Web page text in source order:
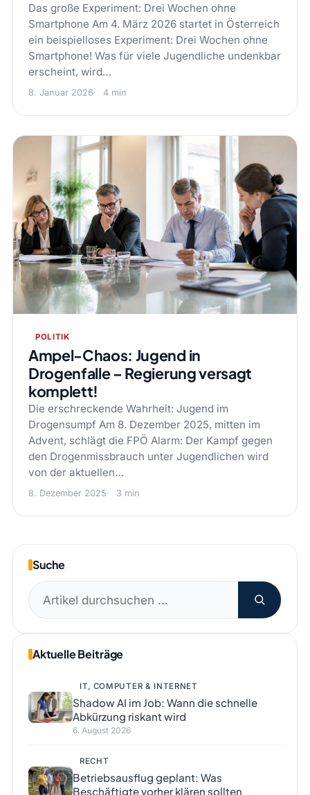
Das große Experiment: Drei Wochen ohne
Smartphone Am 4. März 2026 startet in Österreich
ein beispielloses Experiment: Drei Wochen ohne
Smartphone! Was für viele Jugendliche undenkbar
erscheint, wird…
8. Januar 2026 4 min
POLITIK
Ampel-Chaos: Jugend in
Drogenfalle – Regierung versagt
komplett!
Die erschreckende Wahrheit: Jugend im
Drogensumpf Am 8. Dezember 2025, mitten im
Advent, schlägt die FPÖ Alarm: Der Kampf gegen
den Drogenmissbrauch unter Jugendlichen wird
von der aktuellen…
8. Dezember 2025 3 min
Suche
Suchen
nach:
Aktuelle Beiträge
IT, COMPUTER & INTERNET
Shadow AI im Job: Wann die schnelle
Abkürzung riskant wird
6. August 2026
RECHT
Betriebsausflug geplant: Was
Beschäftigte vorher klären sollten